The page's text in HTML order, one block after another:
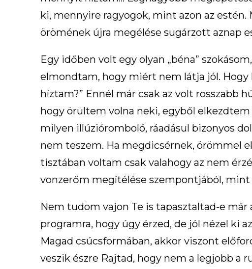
ki, mennyire ragyogok, mint azon az
örömének újra megélése sugárzott aznap
Egy időben volt egy olyan „béna”
elmondtam, hogy miért nem látja jól. Hogy
híztam?” Ennél már csak az volt rosszabb
hogy örültem volna neki, egyből
milyen illúzióromboló, ráadásul bizonyos
nem teszem. Ha megdicsérnek, örömmel
tisztában voltam csak valahogy az nem
vonzerőm megítélése szempontjából,
Nem tudom vajon Te is tapasztaltad-e már
programra, hogy úgy érzed, de jól nézel ki
Magad csúcsformában, akkor viszont
veszik észre Rajtad, hogy nem a legjobb a